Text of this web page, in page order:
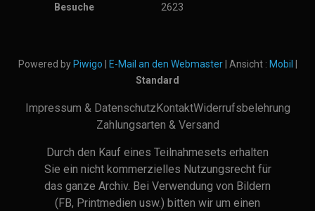
Besuche
2623
Powered by Piwigo E-Mail an den Webmaster| Ansicht : Mobil
Standard
Impressum & DatenschutzKontaktWiderrufsbelehrung
Zahlungsarten & Versand
Durch den Kauf eines Teilnahmesets erhalten
Sie ein nicht kommerzielles Nutzungsrecht für
das ganze Archiv. Bei Verwendung von Bildern
(FB, Printmedien usw.) bitten wir um einen